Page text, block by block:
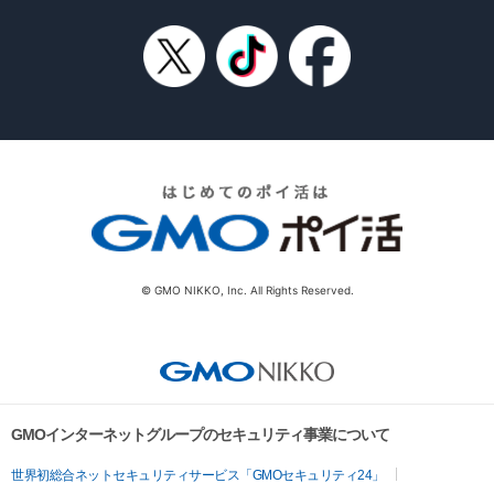
© GMO NIKKO, Inc. All Rights Reserved.
GMOインターネットグループのセキュリティ事業について
世界初総合ネットセキュリティサービス「GMOセキュリティ24」